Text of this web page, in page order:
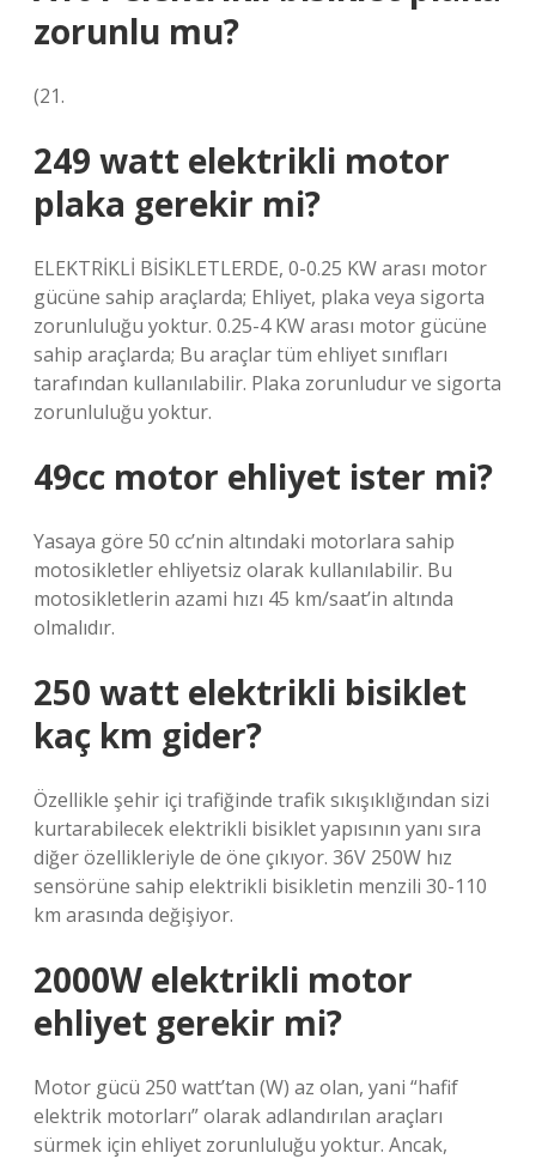
zorunlu mu?
(21.
249 watt elektrikli motor
plaka gerekir mi?
ELEKTRİKLİ BİSİKLETLERDE, 0-0.25 KW arası motor
gücüne sahip araçlarda; Ehliyet, plaka veya sigorta
zorunluluğu yoktur. 0.25-4 KW arası motor gücüne
sahip araçlarda; Bu araçlar tüm ehliyet sınıfları
tarafından kullanılabilir. Plaka zorunludur ve sigorta
zorunluluğu yoktur.
49cc motor ehliyet ister mi?
Yasaya göre 50 cc’nin altındaki motorlara sahip
motosikletler ehliyetsiz olarak kullanılabilir. Bu
motosikletlerin azami hızı 45 km/saat’in altında
olmalıdır.
250 watt elektrikli bisiklet
kaç km gider?
Özellikle şehir içi trafiğinde trafik sıkışıklığından sizi
kurtarabilecek elektrikli bisiklet yapısının yanı sıra
diğer özellikleriyle de öne çıkıyor. 36V 250W hız
sensörüne sahip elektrikli bisikletin menzili 30-110
km arasında değişiyor.
2000W elektrikli motor
ehliyet gerekir mi?
Motor gücü 250 watt’tan (W) az olan, yani “hafif
elektrik motorları” olarak adlandırılan araçları
sürmek için ehliyet zorunluluğu yoktur. Ancak,